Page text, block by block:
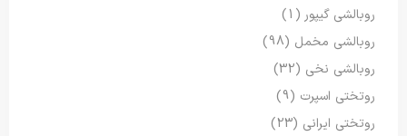
روبالشی گیپور (1)
روبالشی مخمل (98)
روبالشی نخی (32)
روتختی اسپرت (9)
روتختی ایرانی (23)